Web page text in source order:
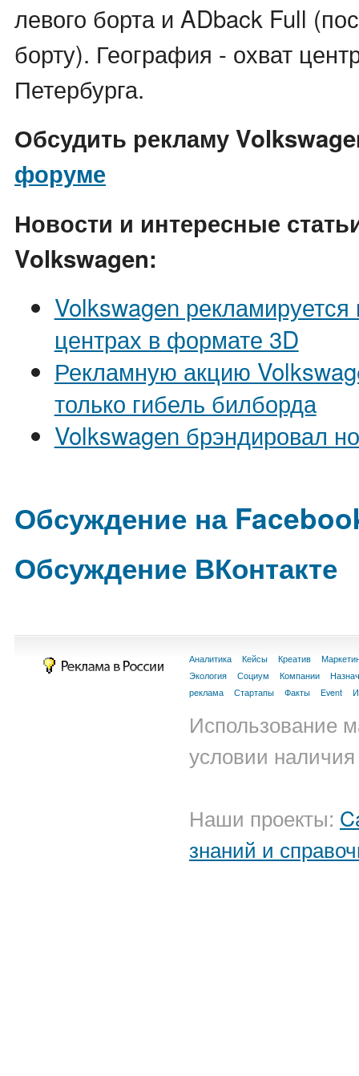
левого борта и ADback Full
борту). География - охват
Петербурга.
Обсудить рекламу
форуме
Новости и интересные
Volkswagen:
Volkswagen рекламируется
центрах в формате 3D
Рекламную акцию
только гибель билборда
Volkswagen брэндировал
Обсуждение на
Обсуждение ВКонтакте
Аналитика Кейсы Креатив
Экология
Социум Компании
реклама
Стартапы Факты Event
Использование
условии
Наши проекты:
знаний и